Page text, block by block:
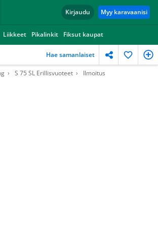
Kirjaudu Myy karavaanisi
Liikkeet Pikalinkit Fiksut kaupat
Hae samanlaiset
S 75 SL Erillisvuoteet Ilmoitus